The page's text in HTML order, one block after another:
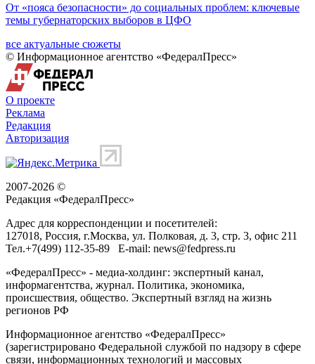
От «пояса безопасности» до социальных проблем: ключевые
темы губернаторских выборов в ЦФО
все актуальные сюжеты
© Информационное агентство «ФедералПресс»
О проекте
Реклама
Редакция
Авторизация
2007-2026 ©
Редакция «ФедералПресс»
Адрес для корреспонденции и посетителей:
127018, Россия, г.Москва, ул. Полковая, д. 3, стр. 3, офис 211
Тел.+7(499) 112-35-89 E-mail: news@fedpress.ru
«ФедералПресс» - медиа-холдинг: экспертный канал,
информагентства, журнал. Политика, экономика,
происшествия, общество. Экспертный взгляд на жизнь
регионов РФ
Информационное агентство «ФедералПресс»
(зарегистрировано Федеральной службой по надзору в сфере
связи, информационных технологий и массовых